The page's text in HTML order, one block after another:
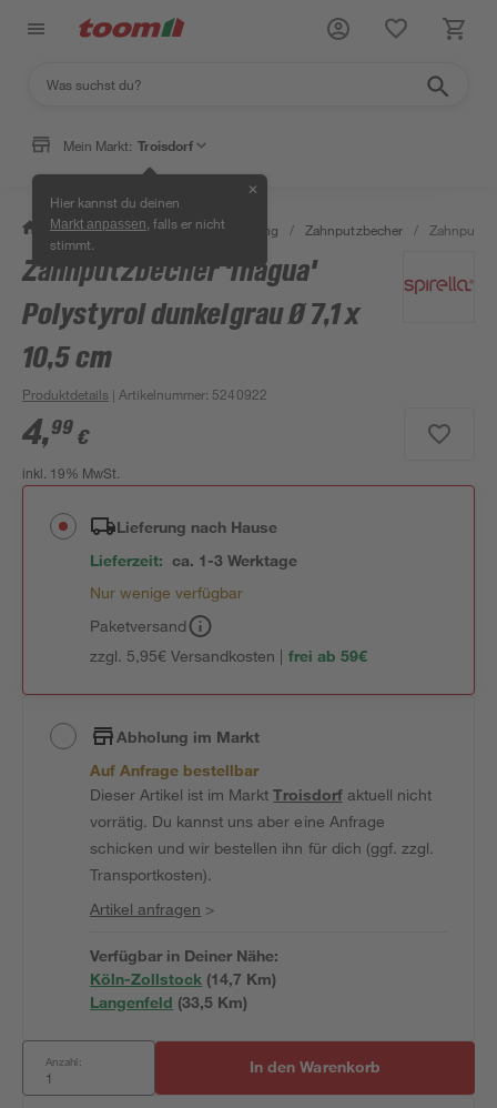
Mein Markt: Troisdorf
Hier kannst du deinen
Markt anpassen , falls er nicht
stimmt.
✕
/ Bad & Sanitär / Bad-Ausstattung / Zahnputzbecher /
Zahnputzbecher 'Inagua'
Polystyrol dunkelgrau Ø 7,1 x
10,5 cm
Produktdetails | Artikelnummer: 5240922
4,99 €
inkl. 19% MwSt.
Lieferung nach Hause
Lieferzeit: ca. 1-3 Werktage
Nur wenige verfügbar
Paketversand
zzgl. 5,95€ Versandkosten | frei ab 59€
Abholung im Markt
Auf Anfrage bestellbar
Dieser Artikel ist im MarktTroisdorfaktuell nicht
vorrätig. Du kannst uns aber eine Anfrage
schicken und wir bestellen ihn für dich (ggf. zzgl.
Transportkosten).
Artikel anfragen >
Verfügbar in Deiner Nähe:
Köln-Zollstock (14,7 Km)
Langenfeld (33,5 Km)
Anzahl: In den Warenkorb